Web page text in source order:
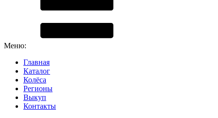
Меню:
Главная
Каталог
Колёса
Регионы
Выкуп
Контакты